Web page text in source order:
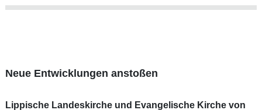
Neue Entwicklungen anstoßen
Lippische Landeskirche und Evangelische Kirche von